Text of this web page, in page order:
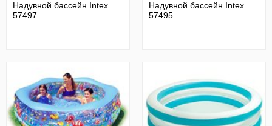
Надувной бассейн Intex
57497
Надувной бассейн Intex
57495